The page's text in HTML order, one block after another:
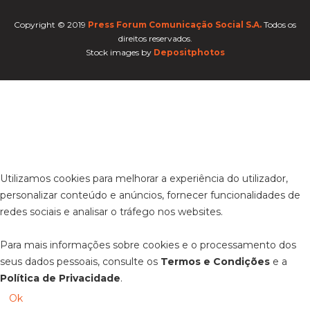
Copyright © 2019 Press Forum Comunicação Social S.A. Todos os
direitos reservados.
Stock images by Depositphotos
Utilizamos cookies para melhorar a experiência do utilizador,
personalizar conteúdo e anúncios, fornecer funcionalidades de
redes sociais e analisar o tráfego nos websites.
Para mais informações sobre cookies e o processamento dos
seus dados pessoais, consulte os Termos e Condições e a
Política de Privacidade.
Ok